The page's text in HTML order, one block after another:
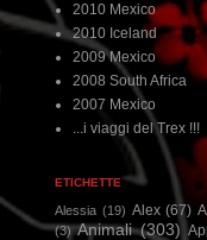
2010 Mexico
2010 Iceland
2009 Mexico
2008 South Africa
2007 Mexico
...i viaggi del Trex !!!
ETICHETTE
Alessia (19) Alex (67)
(3) Animali (303)